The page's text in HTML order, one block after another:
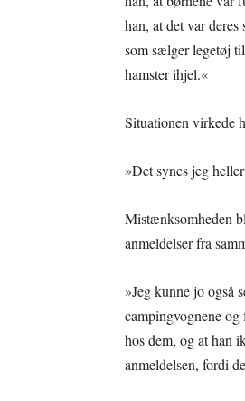
han, at det var
som sælger legetøj
hamster ihjel.«
Situationen virkede
»Det synes jeg
Mistænksomheden
anmeldelser fra
»Jeg kunne jo også
campingvognene
hos dem, og at han
anmeldelsen, fordi